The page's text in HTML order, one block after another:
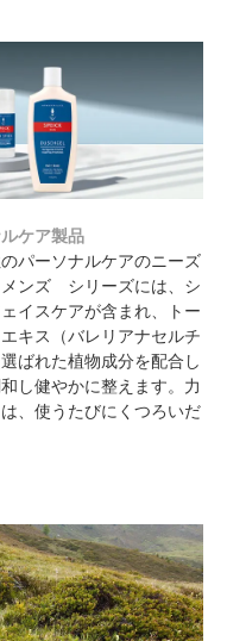
ケア製品
パーソナルケアのニーズ
メンズ シリーズには、シ
イスケアが含まれ、トー
キス（バレリアナセルチ
ばれた植物成分を配合し
し健やかに整えます。力
、使うたびにくつろいだ